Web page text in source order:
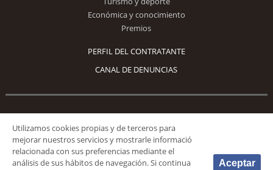
Económica y conocimiento
Premios
PERFIL DEL CONTRATANTE
CANAL DE DENUNCIAS
Síguenos
Utilizamos cookies propias y de terceros para
mejorar nuestros servicios y mostrarle informació
relacionada con sus preferencias mediante el
análisis de sus hábitos de navegación. Si continua
Aceptar